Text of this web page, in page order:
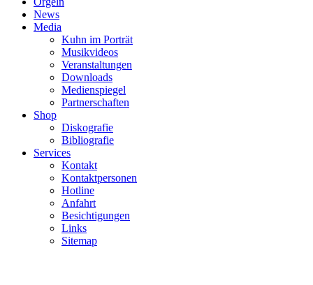
News
Media
Kuhn im Porträt
Musikvideos
Veranstaltungen
Downloads
Medienspiegel
Partnerschaften
Shop
Diskografie
Bibliografie
Services
Kontakt
Kontaktpersonen
Hotline
Anfahrt
Besichtigungen
Links
Sitemap